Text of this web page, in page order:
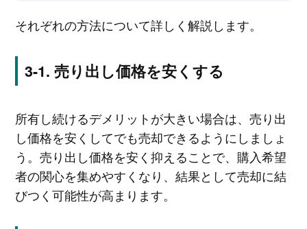
それぞれの方法について詳しく解説します。
売り出し価格を安くする
所有し続けるデメリットが大きい場合は、売り出
し価格を安くしてでも売却できるようにしましょ
う。売り出し価格を安く抑えることで、購入希望
者の関心を集めやすくなり、結果として売却に結
びつく可能性が高まります。